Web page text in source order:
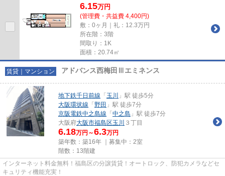
6.15万円
(管理費・共益費 4,400円)
敷：0ヶ月｜礼：12.3万円
所在階：3階
間取り：1K
面積：20.74㎡
賃貸｜マンション アドバンス西梅田Ⅲエミネンス
地下鉄千日前線 「 玉川
」駅 徒歩5分
大阪環状線 「 野田 」駅 徒歩7分
京阪電鉄中之島線 「 中之島 」駅 徒歩7分
大阪府大阪市福島区玉川 ３丁目
6.18万円～6.3万円
築年数：築16年 ｜募集中： 2室
階数：13階建
インターネット料金無料！福島区の分譲賃貸！オートロック、防犯カメラなどセ
キュリティ機能充実！